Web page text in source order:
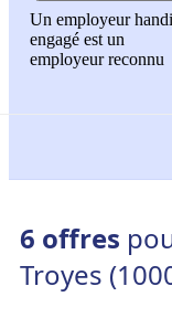
Un employeur
engagé est un
employeur reconnu
6 offres
Troyes